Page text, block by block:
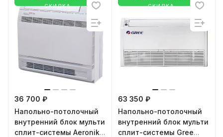
СКИДКА
36 700 ₽
Напольно-потолочный
внутренний блок мульти
сплит-системы Aeronik
СКИДКА
63 350 ₽
Напольно-потолочный
внутренний блок мульти
сплит-системы Gree